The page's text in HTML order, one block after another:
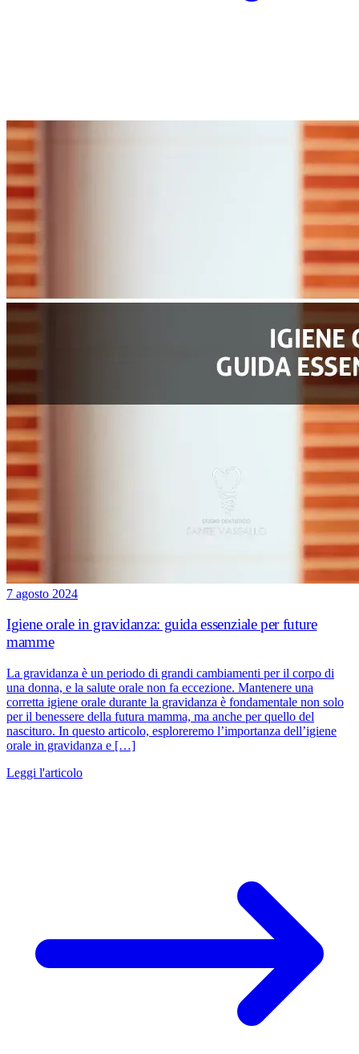
7 agosto 2024
Igiene orale in gravidanza: guida essenziale per future
mamme
La gravidanza è un periodo di grandi cambiamenti per il corpo di
una donna, e la salute orale non fa eccezione. Mantenere una
corretta igiene orale durante la gravidanza è fondamentale non solo
per il benessere della futura mamma, ma anche per quello del
nascituro. In questo articolo, esploreremo l’importanza dell’igiene
orale in gravidanza e […]
Leggi l'articolo